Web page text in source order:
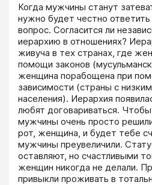
Когда мужчины станут
нужно будет честно
вопрос. Согласится ли
иерархию в отношениях?
живуча в тех странах, где
помощи законов
женщина порабощена при
зависимости (страны с
населения). Иерархия
любят договариваться. Чтобы
мужчины очень просто
рот, женщина, и будет тебе
мужчины преувеличили.
оставляют, но счастливыми
женщин никогда не делали.
привыкли проживать в